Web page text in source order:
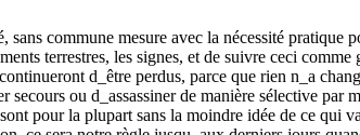
commune mesure avec la nécessité pratique
terrestres, les signes, et de suivre ceci comme
d_être perdus, parce que rien n_a
ou d_assassiner de manière sélective
pour la plupart sans la moindre idée de ce qui